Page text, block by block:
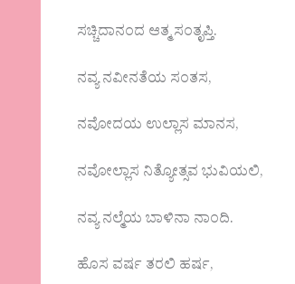
ಸಚ್ಚಿದಾನಂದ ಆತ್ಮ ಸಂತೃಪ್ತಿ.
ನವ್ಯ ನವೀನತೆಯ ಸಂತಸ,
ನವೋದಯ ಉಲ್ಲಾಸ ಮಾನಸ,
ನವೋಲ್ಲಾಸ ನಿತ್ಯೋತ್ಸವ ಭುವಿಯಲಿ,
ನವ್ಯ ನಲ್ಮೆಯ ಬಾಳಿನಾ ನಾಂದಿ.
ಹೊಸ ವರ್ಷ ತರಲಿ ಹರ್ಷ,